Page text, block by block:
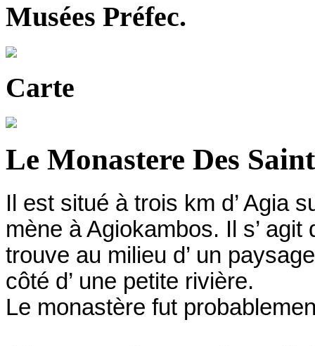
Musées Préfec.
Carte
Le Monastere Des
Il est situé à trois km d’ Agia
mène à Agiokambos. Il s’
trouve au milieu d’ un
côté d’ une petite rivière.
Le monastère fut